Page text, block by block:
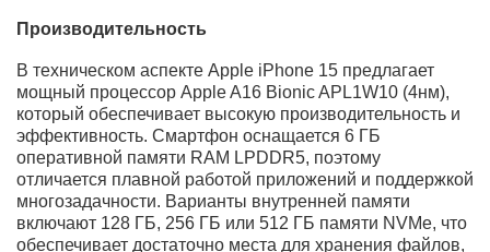
дюйма. Разрешение AMOLED-панели составляет 1179 x
2556 пикселей (QHD), что обеспечивает четкое и
детализированное отображение контента. Дисплей
имеет яркость 1000 cd/m2 (типичное) и контрастное
соотношение 2000000:1, что создает яркую и
контрастную картинку.
Представленный в этом обзоре Айфон 15 оборудован
высококачественными стереодинамиками, которые
дают высокую громкость и отличное качество звука
при прослушивании аудио или во время просмотра